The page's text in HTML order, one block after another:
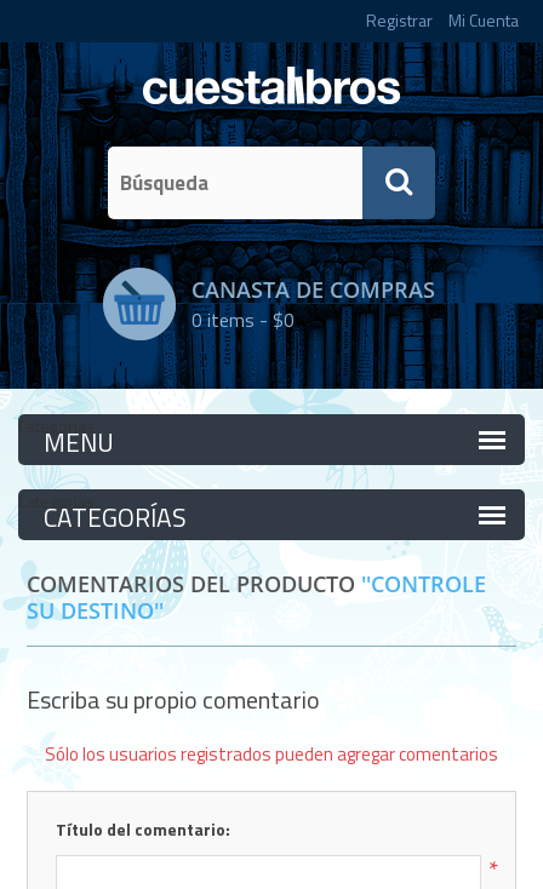
Registrar Mi Cuenta
CANASTA DE COMPRAS
0items -$0
Categorías
Categorías
COMENTARIOS DEL PRODUCTO
CONTROLE
SU DESTINO
Escriba su propio comentario
Sólo los usuarios registrados pueden agregar comentarios
Título del comentario:
*